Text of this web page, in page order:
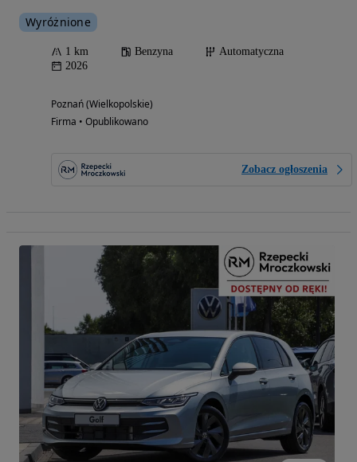
Wyróżnione
1 km Benzyna
Automatyczna
2026
Poznań (Wielkopolskie)
Firma • Opublikowano
Zobacz ogłoszenia